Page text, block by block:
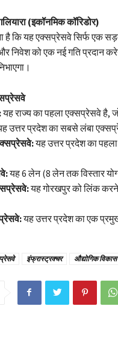
(इकॉनमिक कॉरिडोर)
है कि यह एक्सप्रेसवे सिर्फ एक
निवेश को एक नई गति प्रदान
यह राज्य का पहला एक्सप्रेसवे है,
उत्तर प्रदेश का सबसे लंबा
यह उत्तर प्रदेश का
यह 6 लेन (8 लेन तक विस्तार
यह गोरखपुर को लिंक करने
यह उत्तर प्रदेश का एक
इंफ्रास्ट्रक्चर औद्योगिक विकास